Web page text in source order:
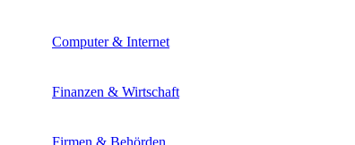
Computer & Internet
Finanzen & Wirtschaft
Firmen & Behörden